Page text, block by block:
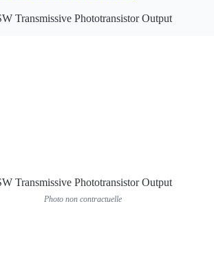
Transmissive Phototransistor Output
Photo non contractuelle